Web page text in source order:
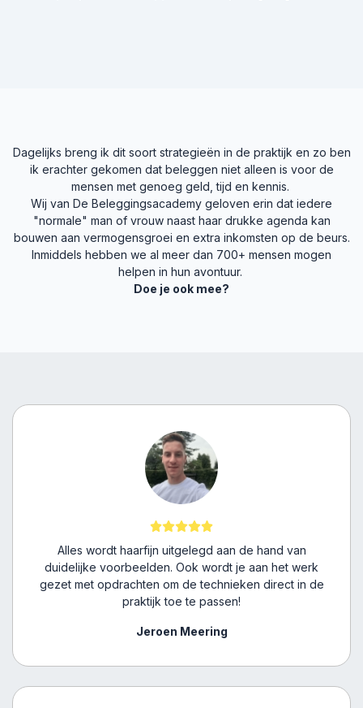
Dagelijks breng ik dit soort strategieën in de praktijk en zo ben
ik erachter gekomen dat beleggen niet alleen is voor de
mensen met genoeg geld, tijd en kennis.
Wij van De Beleggingsacademy geloven erin dat iedere
"normale" man of vrouw naast haar drukke agenda kan
bouwen aan vermogensgroei en extra inkomsten op de beurs.
Inmiddels hebben we al meer dan 700+ mensen mogen
helpen in hun avontuur.
Doe je ook mee?
Alles wordt haarfijn uitgelegd aan de hand van
duidelijke voorbeelden. Ook wordt je aan het werk
gezet met opdrachten om de technieken direct in de
praktijk toe te passen!
Jeroen Meering